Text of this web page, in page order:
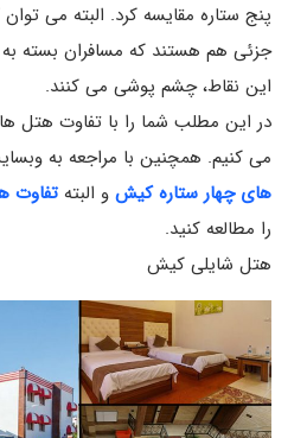
پنج ستاره مقایسه کرد. البته می
جزئی هم هستند که مسافران بسته به
این نقاط، چشم پوشی می کنند.
در این مطلب شما را با تفاوت هتل
می کنیم. همچنین با مراجعه به
های چهار ستاره کیشو البته تفاوت
را مطالعه کنید.
هتل شایلی کیش